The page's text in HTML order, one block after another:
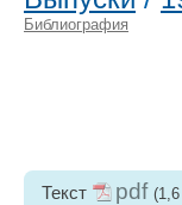
Библиография
Текст pdf